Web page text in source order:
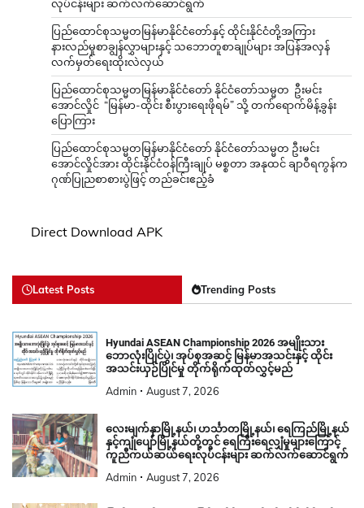
လုပ်ငန်းများ ဆက်လက်ဆောင်ရွက်
ပြည်ထောင်စုသမ္မတမြန်မာနိုင်ငံတော်နှင့် ထိုင်းနိုင်ငံတို့အကြား
နားလည်မှုစာချွန်လွှာများနှင့် သဘောတူစာချုပ်များ အပြန်အလှန်
လက်မှတ်ရေးထိုးလဲလှယ်
ပြည်ထောင်စုသမ္မတမြန်မာနိုင်ငံတော် နိုင်ငံတော်သမ္မတ ဦးမင်း
အောင်လှိုင် “မြန်မာ-ထိုင်း စီးပွားရေးဖိုရမ်” သို့ တက်ရောက်မိန့်ခွန်း
ပြောကြား
ပြည်ထောင်စုသမ္မတမြန်မာနိုင်ငံတော် နိုင်ငံတော်သမ္မတ ဦးမင်း
အောင်လှိုင်အား ထိုင်းနိုင်ငံဝန်ကြီးချုပ် မစ္စတာ အနုထင် ချာဝီရကွန်က
ဂုဏ်ပြုညစာစားပွဲဖြင့် တည်ခင်းဧည့်ခံ
Direct Download APK
Latest Posts Trending Posts
Hyundai ASEAN Championship 2026 အမျိုးသား
ဘောလုံးပြိုင်ပွဲ၊ အုပ်စုအဆင့် မြန်မာအသင်းနှင့် ထိုင်း
အသင်းယှဉ်ပြိုင်မှု တိုက်ရိုက်ထုတ်လွှင့်မည်
Admin August 7, 2026
လေးမျက်နှာမြို့နယ်၊ ဟင်္သာတမြို့နယ်၊ ရေကြည်မြို့နယ်
နှင့်ကျုံပျော်မြို့နယ်တို့တွင် ရေကြီးရေလျှံမှုများကြောင့်
ကူညီကယ်ဆယ်ရေးလုပ်ငန်းများ ဆက်လက်ဆောင်ရွက်
Admin August 7, 2026